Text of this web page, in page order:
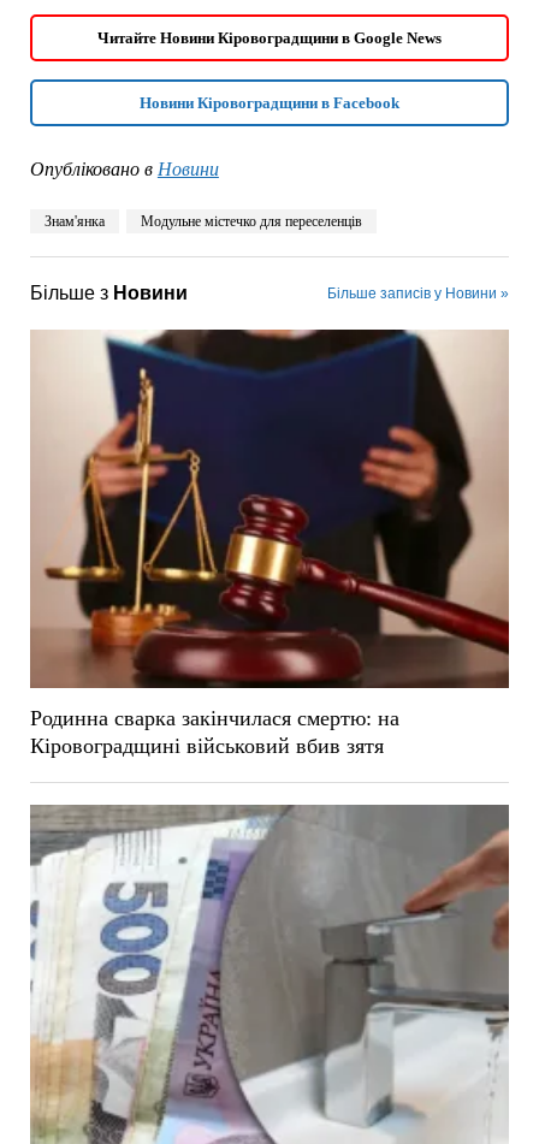
Читайте Новини Кіровоградщини в Google News
Новини Кіровоградщини в Facebook
Опубліковано в Новини
Знам'янка Модульне містечко для переселенців
Більше з Новини Більше записів у Новини »
Родинна сварка закінчилася смертю: на
Кіровоградщині військовий вбив зятя